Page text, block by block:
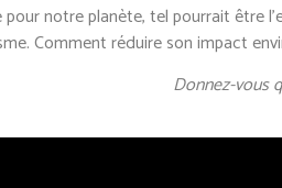
notre planète, tel pourrait être
Comment réduire son impact
Donnez-vous